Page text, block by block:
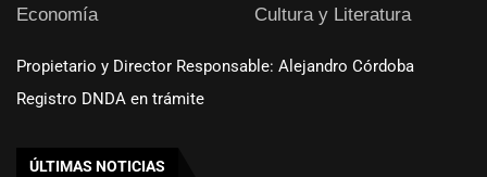
Economía
Cultura y Literatura
Propietario y Director Responsable: Alejandro Córdoba
Registro DNDA en trámite
ÚLTIMAS NOTICIAS